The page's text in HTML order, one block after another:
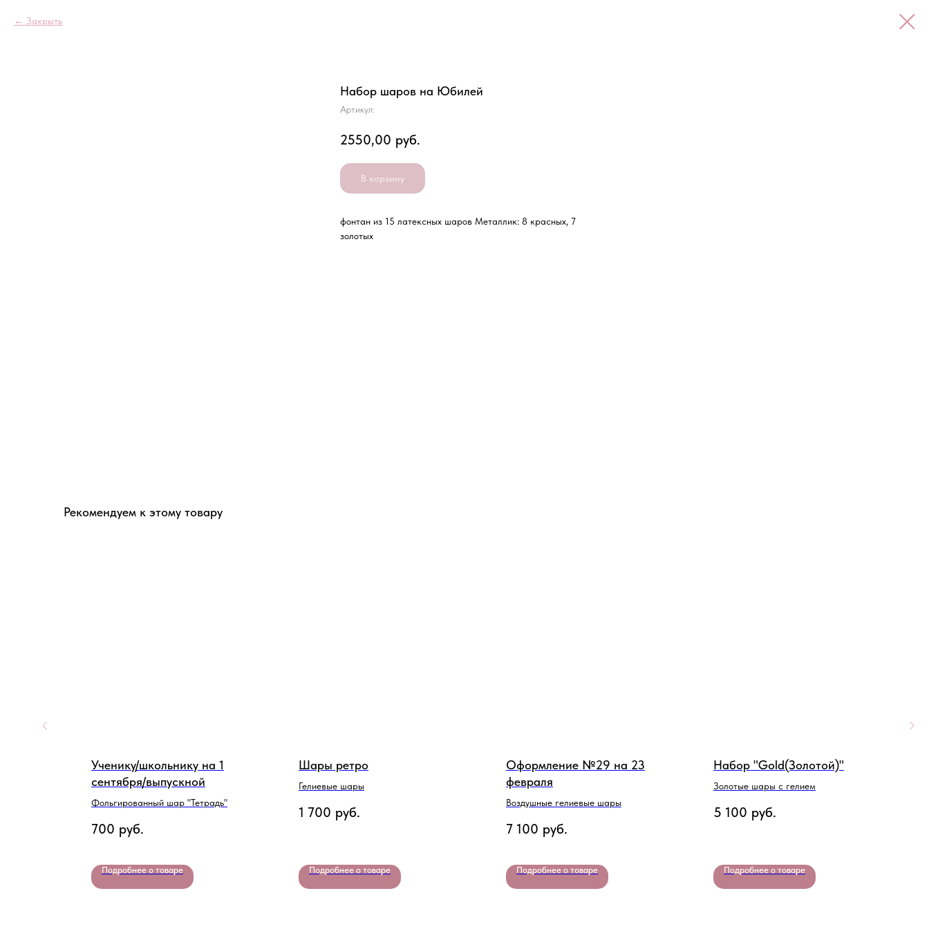
Закрыть
Набор шаров на Юбилей
Артикул:
2550,00 руб.
В корзину
фонтан из 15 латексных шаров Металлик: 8 красных, 7
золотых
Рекомендуем к этому товару
Ученику/школьнику на 1
сентября/выпускной
Фольгированный шар "Тетрадь"
700 руб.
Подробнее о товаре
Шары ретро
Гелиевые шары
1 700 руб.
Подробнее о товаре
Оформление №29 на 23
февраля
Воздушные гелиевые шары
7 100 руб.
Подробнее о товаре
Набор "Gold(Золотой)"
Золотые шары с гелием
5 100 руб.
Подробнее о товаре